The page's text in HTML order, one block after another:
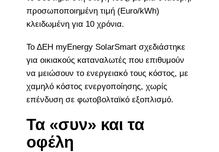
προσωποποιημένη τιμή (Euro/kWh)
κλειδωμένη για 10 χρόνια.
Το ΔΕΗ myEnergy SolarSmart σχεδιάστηκε
για οικιακούς καταναλωτές που επιθυμούν
να μειώσουν το ενεργειακό τους κόστος, με
χαμηλό κόστος ενεργοποίησης, χωρίς
επένδυση σε φωτοβολταϊκό εξοπλισμό.
Τα «συν» και τα
οφέλη